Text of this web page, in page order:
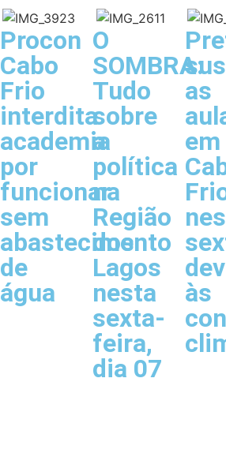
Procon
Cabo
Frio
interdita
academia
por
funcionar
sem
abastecimento
de
água
O
SOMBRA:
Tudo
sobre
a
política
na
Região
dos
Lagos
nesta
sexta-
feira,
dia 07
as
em
às